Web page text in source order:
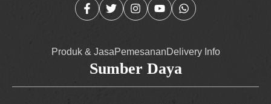
Produk & JasaPemesananDelivery Info
Sumber Daya